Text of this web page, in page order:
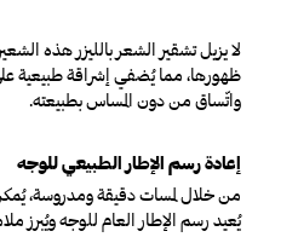
لا يزيل تشقير الشعر بالليزر هذه
ظهورها، مما يُضفي إشراقة طبيعية
واتّساق من دون المساس بطبيعته.
إعادة رسم الإطار الطبيعي للوجه
من خلال لمسات دقيقة ومدروسة، يُمكن
يُعيد رسم الإطار العام للوجه ويُبرز